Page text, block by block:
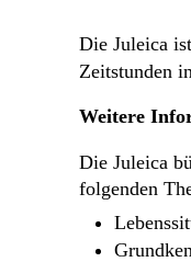
Die Juleica
Zeitstunden
Weitere
Die Juleica
folgenden